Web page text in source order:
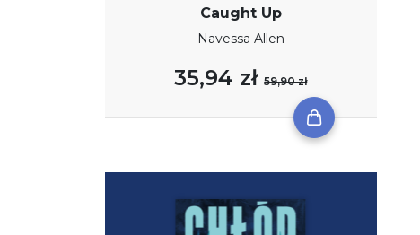
Caught Up
Navessa Allen
35,94 zł59,90 zł